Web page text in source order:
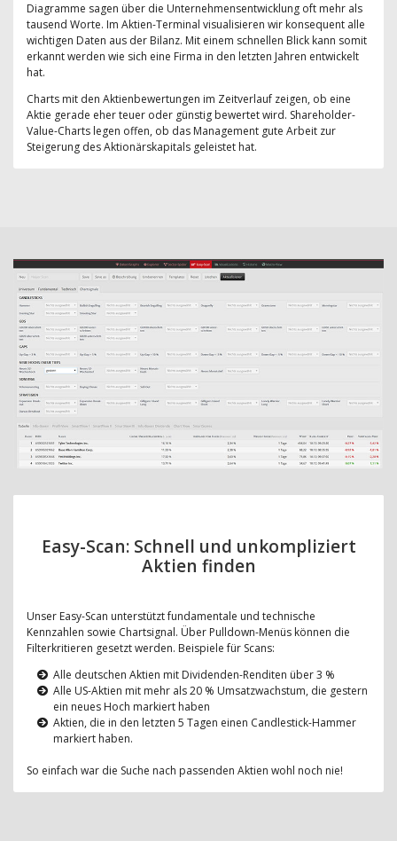
Diagramme sagen über die Unternehmensentwicklung oft mehr als
tausend Worte. Im Aktien-Terminal visualisieren wir konsequent alle
wichtigen Daten aus der Bilanz. Mit einem schnellen Blick kann somit
erkannt werden wie sich eine Firma in den letzten Jahren entwickelt
hat.
Charts mit den Aktienbewertungen im Zeitverlauf zeigen, ob eine
Aktie gerade eher teuer oder günstig bewertet wird. Shareholder-
Value-Charts legen offen, ob das Management gute Arbeit zur
Steigerung des Aktionärskapitals geleistet hat.
Easy-Scan: Schnell und unkompliziert
Aktien finden
Unser Easy-Scan unterstützt fundamentale und technische
Kennzahlen sowie Chartsignal. Über Pulldown-Menüs können die
Filterkritieren gesetzt werden. Beispiele für Scans:
Alle deutschen Aktien mit Dividenden-Renditen über 3 %
Alle US-Aktien mit mehr als 20 % Umsatzwachstum, die gestern
ein neues Hoch markiert haben
Aktien, die in den letzten 5 Tagen einen Candlestick-Hammer
markiert haben.
So einfach war die Suche nach passenden Aktien wohl noch nie!